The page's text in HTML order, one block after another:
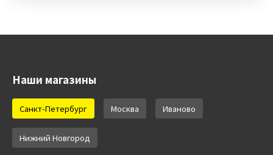
Наши магазины
Санкт-Петербург Москва Иваново
Нижний Новгород